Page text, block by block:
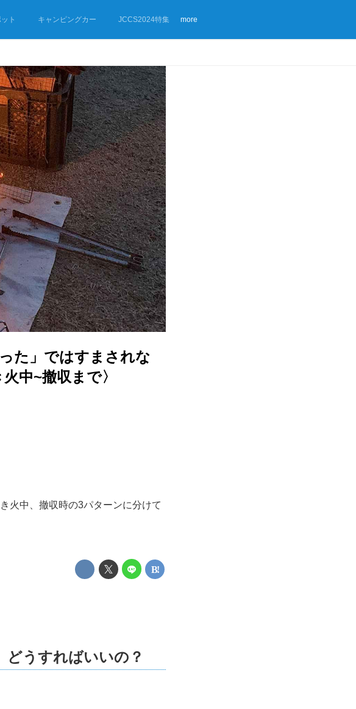
ト キャンピングカー JCCS2024特集 more
た」ではすまされな
中~撤収まで〉
火中、撤収時の3パターンに分けて
どうすればいいの？